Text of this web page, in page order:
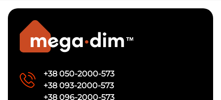
+38 050-2000-573
+38 093-2000-573
+38 096-2000-573